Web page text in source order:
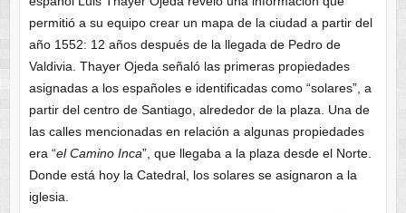
permitió a su equipo crear un mapa de la ciudad a partir del
año 1552: 12 años después de la llegada de Pedro de
Valdivia. Thayer Ojeda señaló las primeras propiedades
asignadas a los españoles e identificadas como “solares”, a
partir del centro de Santiago, alrededor de la plaza. Una de
las calles mencionadas en relación a algunas propiedades
era “el Camino Inca”, que llegaba a la plaza desde el Norte.
Donde está hoy la Catedral, los solares se asignaron a la
iglesia.